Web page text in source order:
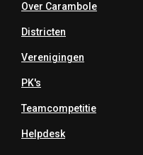
Over Carambole
Districten
Verenigingen
PK's
Teamcompetitie
Helpdesk